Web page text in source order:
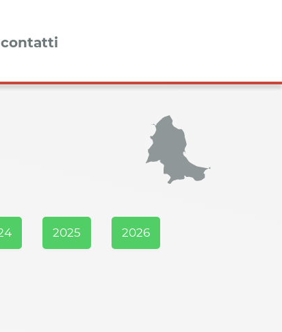
contatti
2025 2026